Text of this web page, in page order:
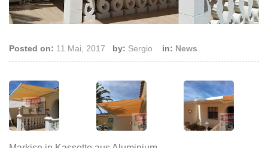
Posted on: 11 Mai, 2017 by: Sergio in: News